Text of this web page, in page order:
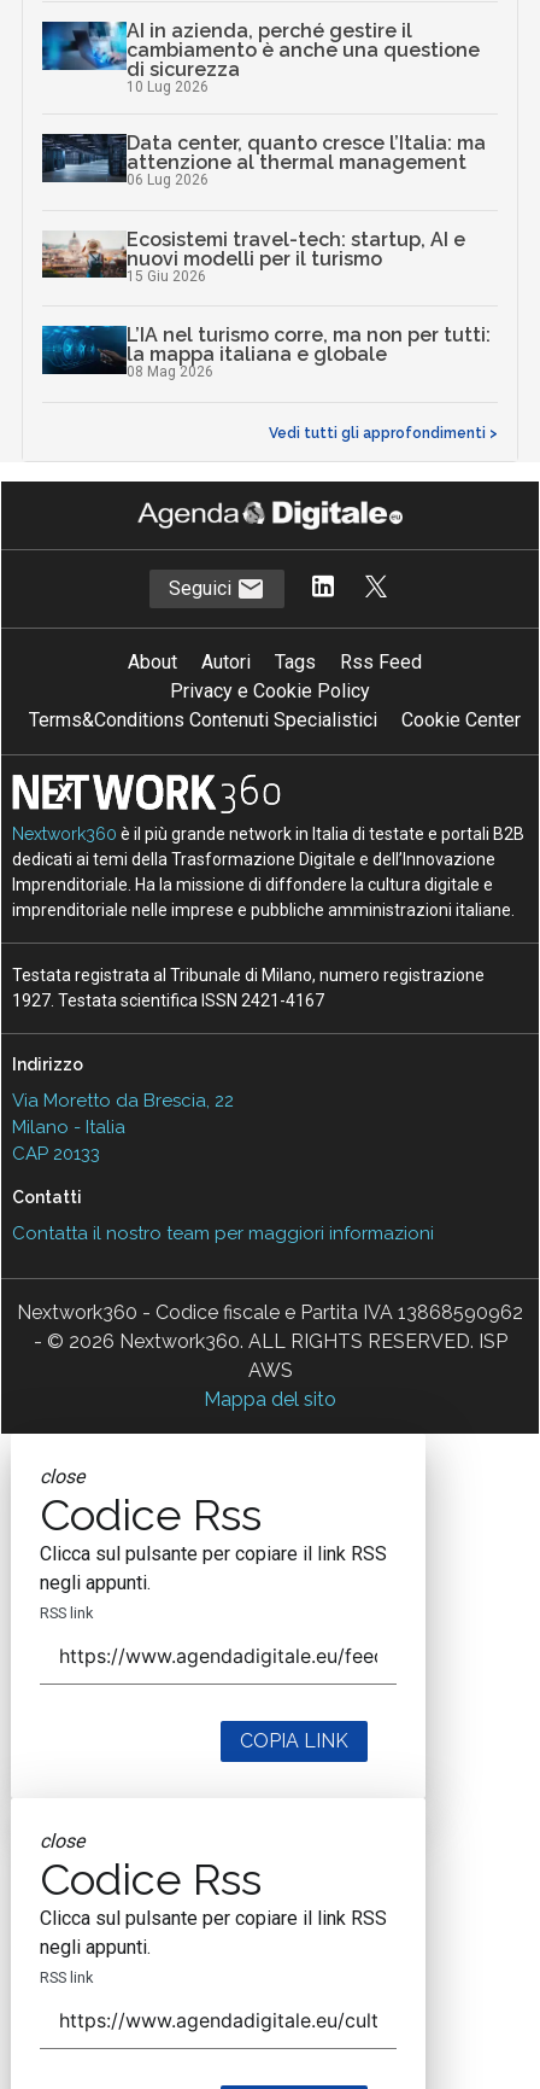
AI in azienda, perché gestire il
cambiamento è anche una questione
di sicurezza
10 Lug 2026
Data center, quanto cresce l’Italia: ma
attenzione al thermal management
06 Lug 2026
Ecosistemi travel-tech: startup, AI e
nuovi modelli per il turismo
15 Giu 2026
L’IA nel turismo corre, ma non per tutti:
la mappa italiana e globale
08 Mag 2026
Vedi tutti gli approfondimenti >
Seguici
About Autori Tags
Rss Feed
Privacy e Cookie Policy
Terms&Conditions Contenuti Specialistici
Cookie Center
Nextwork360 è il più grande network in Italia di testate e portali B2B
dedicati ai temi della Trasformazione Digitale e dell’Innovazione
Imprenditoriale. Ha la missione di diffondere la cultura digitale e
imprenditoriale nelle imprese e pubbliche amministrazioni italiane.
Testata registrata al Tribunale di Milano, numero registrazione
1927. Testata scientifica ISSN 2421-4167
Indirizzo
Via Moretto da Brescia, 22
Milano - Italia
CAP 20133
Contatti
Contatta il nostro team per maggiori informazioni
Nextwork360 - Codice fiscale e Partita IVA 13868590962
- © 2026 Nextwork360. ALL RIGHTS RESERVED. ISP
AWS
Mappa del sito
close
Codice Rss
Clicca sul pulsante per copiare il link RSS
negli appunti.
RSS link
COPIA LINK
close
Codice Rss
Clicca sul pulsante per copiare il link RSS
negli appunti.
RSS link